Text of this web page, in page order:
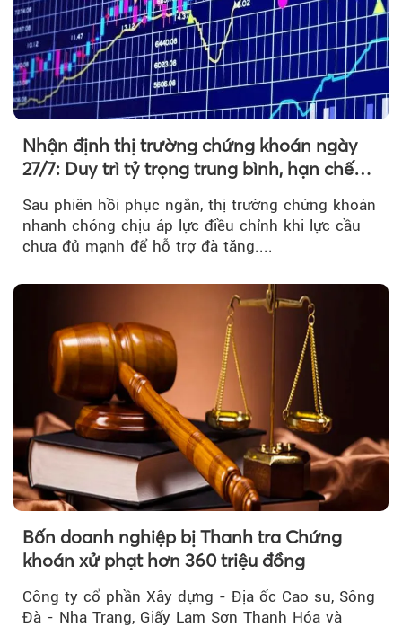
Nhận định thị trường chứng khoán ngày
27/7: Duy trì tỷ trọng trung bình, hạn chế
Sau phiên hồi phục ngắn, thị trường chứng khoán
nhanh chóng chịu áp lực điều chỉnh khi lực cầu
chưa đủ mạnh để hỗ trợ đà tăng....
Bốn doanh nghiệp bị Thanh tra Chứng
khoán xử phạt hơn 360 triệu đồng
Công ty cổ phần Xây dựng - Địa ốc Cao su, Sông
Đà - Nha Trang, Giấy Lam Sơn Thanh Hóa và